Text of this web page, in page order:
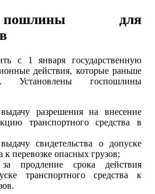
для
с 1 января государственную
действия, которые раньше
Установлены госпошлины
разрешения на внесение
транспортного средства в
свидетельства о допуске
к перевозке опасных грузов;
срока действия
транспортного средства к